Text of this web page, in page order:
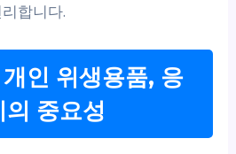
합니다.
인 위생용품, 응
중요성